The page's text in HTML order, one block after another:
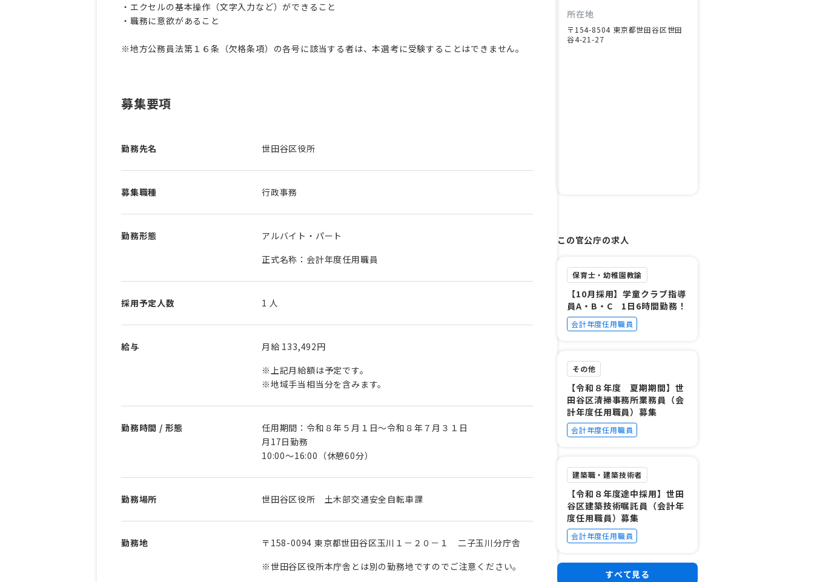
・エクセルの基本操作（文字入力など）ができること
・職務に意欲があること
※地方公務員法第１６条（欠格条項）の各号に該当する者は、本選考に受験することはできません。
募集要項
勤務先名 世田谷区役所
募集職種 行政事務
勤務形態
アルバイト・パート
正式名称：会計年度任用職員
採用予定人数 1 人
給与 月給 133,492円
※上記月給額は予定です。
※地域手当相当分を含みます。
勤務時間 / 形態
任用期間：令和８年５月１日～令和８年７月３１日
月17日勤務
10:00～16:00（休憩60分）
勤務場所 世田谷区役所 土木部交通安全自転車課
勤務地
〒158-0094 東京都世田谷区玉川１－２０－１ 二子玉川分庁舎
※世田谷区役所本庁舎とは別の勤務地ですのでご注意ください。
所在地
〒154-8504 東京都世田谷区世田
谷4-21-27
この官公庁の求人
保育士・幼稚園教諭
【10月採用】学童クラブ指導
員A・B・C 1日6時間勤務！
会計年度任用職員
その他
【令和８年度 夏期期間】世
田谷区清掃事務所業務員（会
計年度任用職員）募集
会計年度任用職員
建築職・建築技術者
【令和８年度途中採用】世田
谷区建築技術嘱託員（会計年
度任用職員）募集
会計年度任用職員
すべて見る